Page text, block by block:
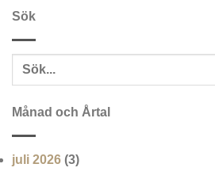
Sök
Månad och Årtal
juli 2026 (3)